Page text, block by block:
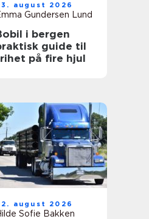
august 2026
Gundersen Lund
i bergen
guide til
på fire hjul
august 2026
Sofie Bakken